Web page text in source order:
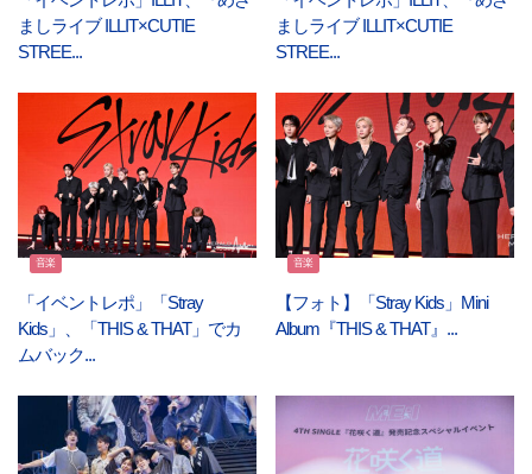
ましライブ ILLIT×CUTIE
STREE...
ましライブ ILLIT×CUTIE
STREE...
音楽
「イベントレポ」「Stray
Kids」、「THIS & THAT」でカ
ムバック...
音楽
【フォト】「Stray Kids」Mini
Album『THIS & THAT』...